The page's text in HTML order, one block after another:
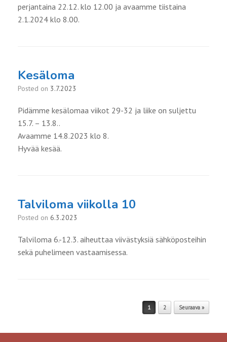
perjantaina 22.12. klo 12.00 ja avaamme tiistaina
2.1.2024 klo 8.00.
Kesäloma
Posted on 3.7.2023
Pidämme kesälomaa viikot 29-32 ja liike on suljettu
15.7. – 13.8..
Avaamme 14.8.2023 klo 8.
Hyvää kesää.
Talviloma viikolla 10
Posted on 6.3.2023
Talviloma 6.-12.3. aiheuttaa viivästyksiä sähköposteihin
sekä puhelimeen vastaamisessa.
1 2 Seuraava »